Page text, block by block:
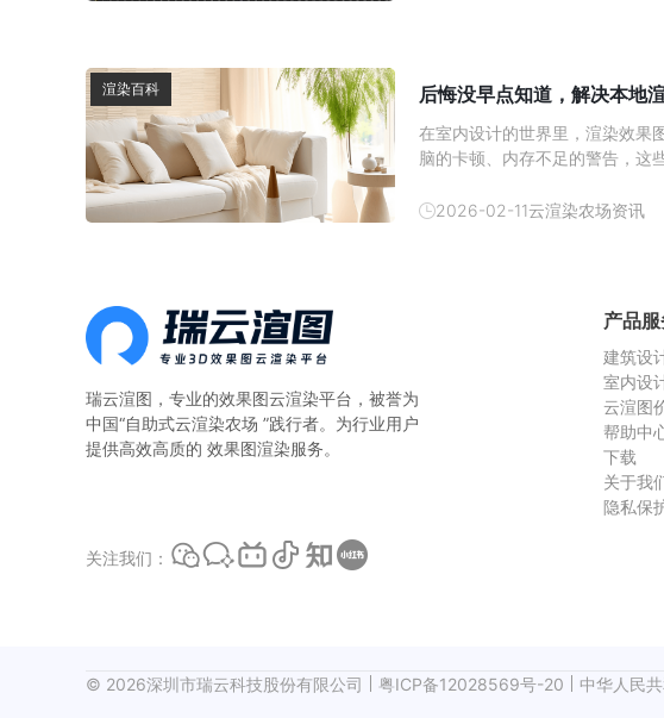
渲染百科 后悔没早点知道，解决本地
在室内设计的世界里，渲染效果
脑的卡顿、内存不足的警告，这
云渲染农场——瑞云渲图，它不
2026-02-11云渲染农场资讯
瑞云渲图，专业的效果图云渲染平台 ，被誉为
中国“自助式云渲染农场 ”践行者。为行业用户
提供高效高质的 效果图渲染服务。
关注我们：
产品
建筑设
室内设
云渲图
帮助中
下载
关于我
隐私保
© 2026深圳市瑞云科技股份有限公司 粤ICP备12028569号-20 中华人民